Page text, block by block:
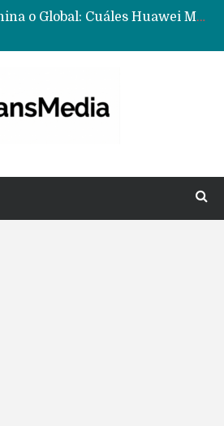
Data Centers de Huawei en Chile, México, Brasil,Perú y Argentina podrían verse afectados por arremetida de EE.UU